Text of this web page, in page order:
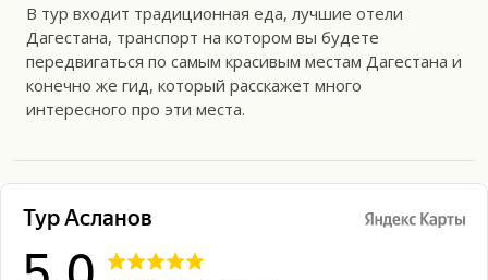
В тур входит традиционная еда, лучшие отели
Дагестана, транспорт на котором вы будете
передвигаться по самым красивым местам Дагестана и
конечно же гид, который расскажет много
интересного про эти места.